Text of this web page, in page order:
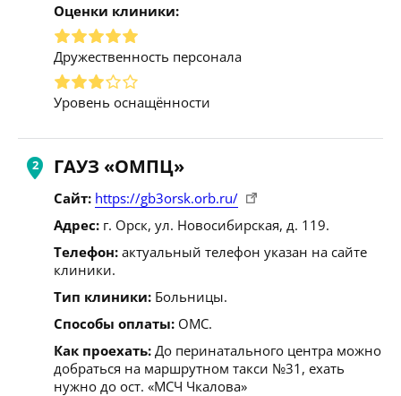
Оценки клиники:
Дружественность персонала
Уровень оснащённости
ГАУЗ «ОМПЦ»
Сайт: https://gb3orsk.orb.ru/
Адрес: г. Орск, ул. Новосибирская, д. 119.
Телефон: актуальный телефон указан на сайте
клиники.
Тип клиники: Больницы.
Способы оплаты: ОМС.
Как проехать: До перинатального центра можно
добраться на маршрутном такси №31, ехать
нужно до ост. «МСЧ Чкалова»